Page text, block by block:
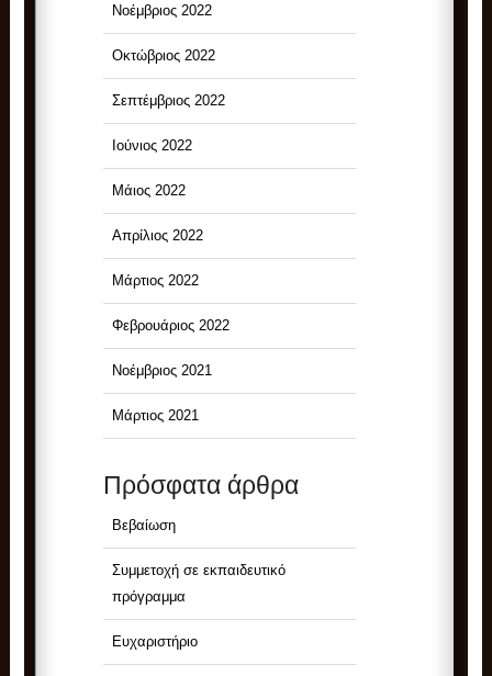
Νοέμβριος 2022
Οκτώβριος 2022
Σεπτέμβριος 2022
Ιούνιος 2022
Μάιος 2022
Απρίλιος 2022
Μάρτιος 2022
Φεβρουάριος 2022
Νοέμβριος 2021
Μάρτιος 2021
Πρόσφατα άρθρα
Βεβαίωση
Συμμετοχή σε εκπαιδευτικό
πρόγραμμα
Ευχαριστήριο